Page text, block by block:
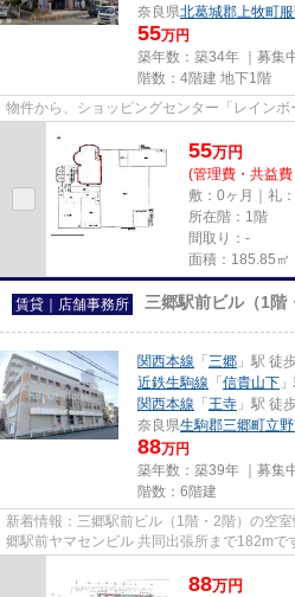
奈良県北葛城郡上牧町
55万円
築年数：築34年 ｜募集
階数：4階建 地下1階
物件から、ショッピングセンター「レインボ
55万円
(管理費・共益費
敷：0ヶ月｜礼
所在階：1階
間取り：-
面積：185.85㎡
賃貸｜店舗事務所 三郷駅前ビル（1階
関西本線 「 三郷 」駅 徒
近鉄生駒線 「 信貴山下
関西本線 「 王寺 」駅 徒
奈良県生駒郡三郷町立
88万円
築年数：築39年 ｜募集
階数：6階建
新着情報：三郷駅前ビル（1階・2階）の空
郷駅前ヤマセンビル 共同出張所まで182mで
88万円